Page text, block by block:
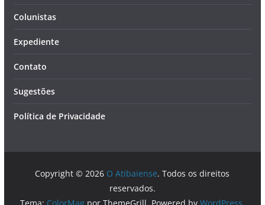
Colunistas
Expediente
Contato
Sugestões
Política de Privacidade
Copyright © 2026 O Atibaiense. Todos os direitos
reservados.